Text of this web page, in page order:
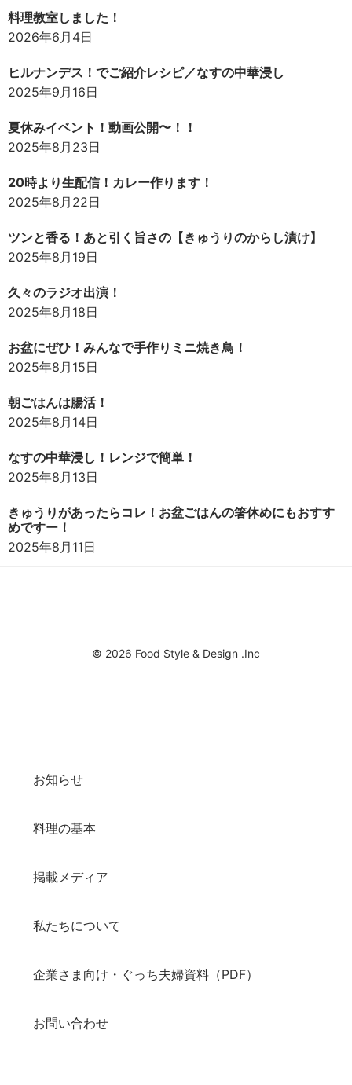
料理教室しました！
2026年6月4日
ヒルナンデス！でご紹介レシピ／なすの中華浸し
2025年9月16日
夏休みイベント！動画公開〜！！
2025年8月23日
20時より生配信！カレー作ります！
2025年8月22日
ツンと香る！あと引く旨さの【きゅうりのからし漬け】
2025年8月19日
久々のラジオ出演！
2025年8月18日
お盆にぜひ！みんなで手作りミニ焼き鳥！
2025年8月15日
朝ごはんは腸活！
2025年8月14日
なすの中華浸し！レンジで簡単！
2025年8月13日
きゅうりがあったらコレ！お盆ごはんの箸休めにもおすす
めですー！
2025年8月11日
© 2026 Food Style & Design .Inc
お知らせ
料理の基本
掲載メディア
私たちについて
企業さま向け・ぐっち夫婦資料（PDF）
お問い合わせ